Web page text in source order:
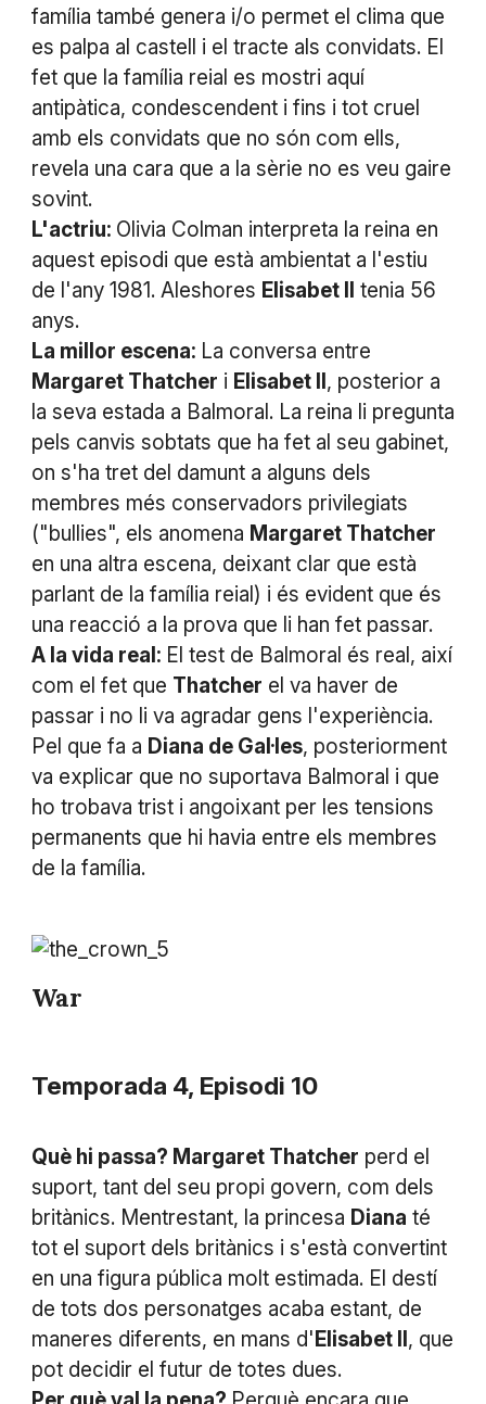
família també genera i/o permet el clima que
es palpa al castell i el tracte als convidats. El
fet que la família reial es mostri aquí
antipàtica, condescendent i fins i tot cruel
amb els convidats que no són com ells,
revela una cara que a la sèrie no es veu gaire
sovint.
L'actriu: Olivia Colman interpreta la reina en
aquest episodi que està ambientat a l'estiu
de l'any 1981. Aleshores Elisabet II tenia 56
anys.
La millor escena: La conversa entre
Margaret Thatcher i Elisabet II, posterior a
la seva estada a Balmoral. La reina li pregunta
pels canvis sobtats que ha fet al seu gabinet,
on s'ha tret del damunt a alguns dels
membres més conservadors privilegiats
("bullies", els anomena Margaret Thatcher
en una altra escena, deixant clar que està
parlant de la família reial) i és evident que és
una reacció a la prova que li han fet passar.
A la vida real: El test de Balmoral és real, així
com el fet que Thatcher el va haver de
passar i no li va agradar gens l'experiència.
Pel que fa a Diana de Gal·les, posteriorment
va explicar que no suportava Balmoral i que
ho trobava trist i angoixant per les tensions
permanents que hi havia entre els membres
de la família.
War
Temporada 4, Episodi 10
Què hi passa? Margaret Thatcher perd el
suport, tant del seu propi govern, com dels
britànics. Mentrestant, la princesa Diana té
tot el suport dels britànics i s'està convertint
en una figura pública molt estimada. El destí
de tots dos personatges acaba estant, de
maneres diferents, en mans d'Elisabet II, que
pot decidir el futur de totes dues.